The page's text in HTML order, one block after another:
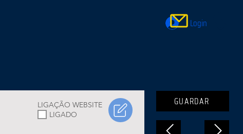
Login
LIGAÇÃO WEBSITE
LIGADO
GUARDAR